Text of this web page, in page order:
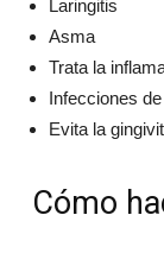
Laringitis
Asma
Trata la
Infecciones
Evita la
Cómo